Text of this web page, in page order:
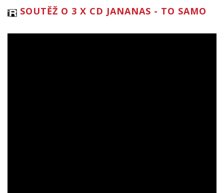
SOUTĚŽ O 3 X CD JANANAS - TO SAMO